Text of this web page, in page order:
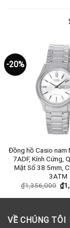
-20%
Đồng hồ Casio nam
7ADF, Kính Cứng,
Mặt Số 38.5mm,
3ATM
₫1,356,000 ₫
VỀ CHÚNG TÔI